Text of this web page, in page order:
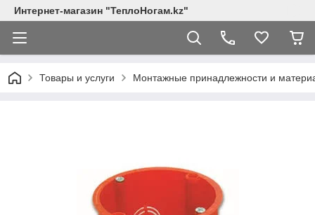
Интернет-магазин "ТеплоНогам.kz"
Товары и услуги Монтажные принадлежности и